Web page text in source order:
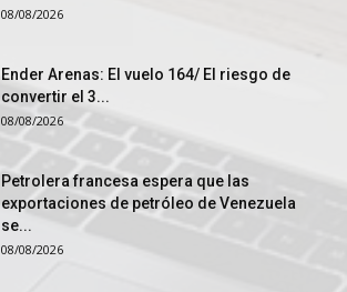
08/08/2026
Ender Arenas: El vuelo 164/ El riesgo de
convertir el 3...
08/08/2026
Petrolera francesa espera que las
exportaciones de petróleo de Venezuela
se...
08/08/2026